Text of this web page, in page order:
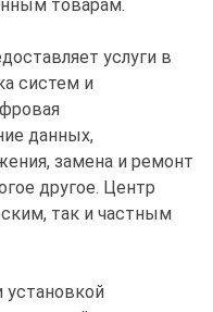
товарам.
услуги в
систем и
данных,
замена и ремонт
другое. Центр
так и частным
установкой